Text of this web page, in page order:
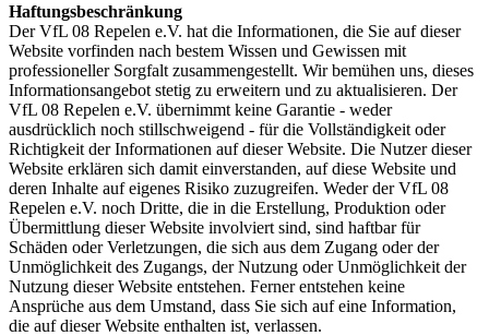
Haftungsbeschränkung
Der VfL 08 Repelen e.V. hat die Informationen, die Sie auf dieser
Website vorfinden nach bestem Wissen und Gewissen mit
professioneller Sorgfalt zusammengestellt. Wir bemühen uns, dieses
Informationsangebot stetig zu erweitern und zu aktualisieren. Der
VfL 08 Repelen e.V. übernimmt keine Garantie - weder
ausdrücklich noch stillschweigend - für die Vollständigkeit oder
Richtigkeit der Informationen auf dieser Website. Die Nutzer dieser
Website erklären sich damit einverstanden, auf diese Website und
deren Inhalte auf eigenes Risiko zuzugreifen. Weder der VfL 08
Repelen e.V. noch Dritte, die in die Erstellung, Produktion oder
Übermittlung dieser Website involviert sind, sind haftbar für
Schäden oder Verletzungen, die sich aus dem Zugang oder der
Unmöglichkeit des Zugangs, der Nutzung oder Unmöglichkeit der
Nutzung dieser Website entstehen. Ferner entstehen keine
Ansprüche aus dem Umstand, dass Sie sich auf eine Information,
die auf dieser Website enthalten ist, verlassen.